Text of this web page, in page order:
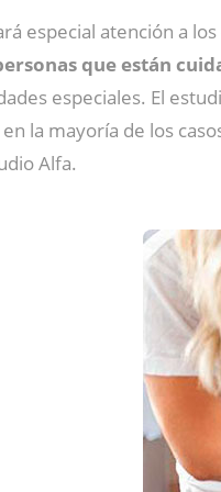
especial atención a los
que están
especiales. El
la mayoría de los
Alfa.